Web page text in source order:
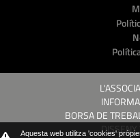
Aquesta web utilitza 'cookies'
BORSA DE